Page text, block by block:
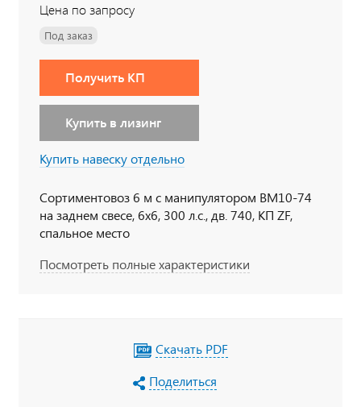
Цена по запросу
Под заказ
Получить КП
Купить в лизинг
Купить навеску отдельно
Сортиментовоз 6 м с манипулятором ВМ10-74
на заднем свесе, 6х6, 300 л.с., дв. 740, КП ZF,
спальное место
Посмотреть полные характеристики
Скачать PDF
Поделиться